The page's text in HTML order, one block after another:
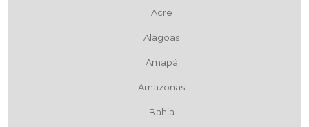
Acre
Alagoas
Amapá
Amazonas
Bahia